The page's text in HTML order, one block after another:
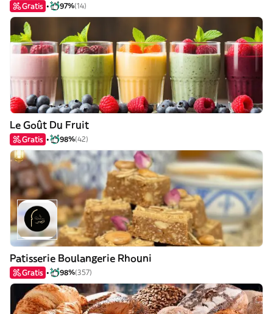
Gratis 97%(14)
Le Goût Du Fruit
Gratis 98%(42)
Patisserie Boulangerie Rhouni
Gratis 98%(357)